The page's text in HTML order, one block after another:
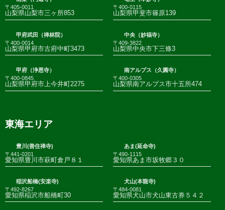
〒405-0011
山梨県山梨市三ヶ所853
〒400-0115
山梨県甲斐市篠原139
甲府武田（禅林院）
〒400-0014
山梨県甲府市古府中町3473
中央（妙福寺）
〒409-3822
山梨県中央市下三條3
甲府（浄恩寺）
〒400-0845
山梨県甲府市上今井町2275
南アルプス（久圓寺）
〒400-0305
山梨県南アルプス市十五所474
東海エリア
豊川(善住禅寺)
〒441-0201
愛知県豊川市萩町倉戸８１
あま(延命寺)
〒490-1115
愛知県あま市坂牧郷３０
稲沢船橋(安楽寺)
〒492-8267
愛知県稲沢市船橋町30
犬山(本龍寺)
〒484-0081
愛知県犬山市犬山東古券５４２